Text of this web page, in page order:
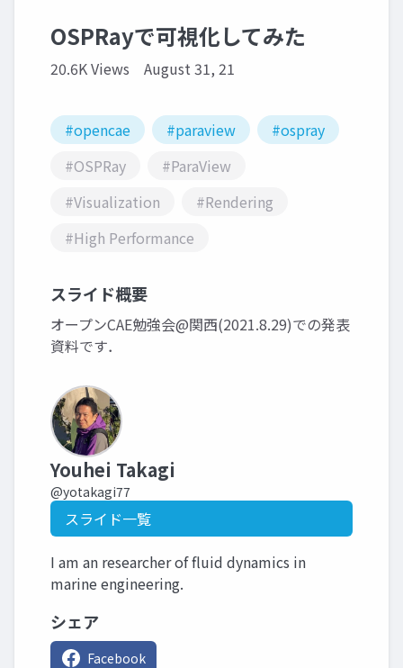
OSPRayで可視化してみた
20.6K Views August 31, 21
#opencae #paraview
#ospray
#OSPRay
#ParaView
#Visualization
#Rendering
#High Performance
スライド概要
オープンCAE勉強会@関西(2021.8.29)での発表
資料です．
Youhei Takagi
@yotakagi77
スライド一覧
I am an researcher of fluid dynamics in
marine engineering.
シェア
Facebook